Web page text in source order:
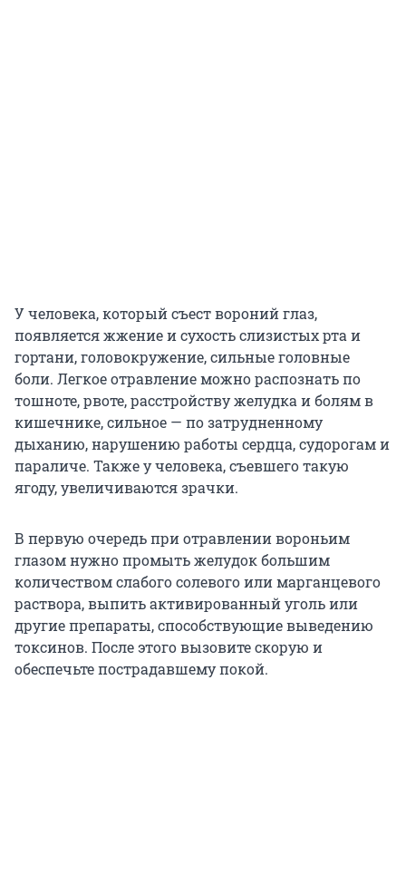
У человека, который съест вороний глаз,
появляется жжение и сухость слизистых рта и
гортани, головокружение, сильные головные
боли. Легкое отравление можно распознать по
тошноте, рвоте, расстройству желудка и болям в
кишечнике, сильное — по затрудненному
дыханию, нарушению работы сердца, судорогам и
параличе. Также у человека, съевшего такую
ягоду, увеличиваются зрачки.
В первую очередь при отравлении вороньим
глазом нужно промыть желудок большим
количеством слабого солевого или марганцевого
раствора, выпить активированный уголь или
другие препараты, способствующие выведению
токсинов. После этого вызовите скорую и
обеспечьте пострадавшему покой.